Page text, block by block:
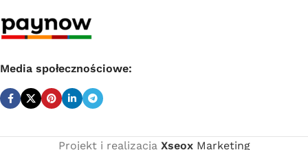
Media społecznościowe:
Projekt i realizacja XseoxMarketing